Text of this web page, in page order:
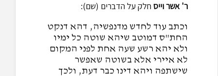
ר' אשר וייס חלק על הדברים (שם):
וכתב עוד לחדש מדנפשיה, דהא דנקט
החת"ס דמוטב שיהא שוטה כל ימיו
ולא יהא רשע שעה אחת לפני המקום
לא איירי אלא בשוטה שאפשר
שישתפה ויהא דינו כבר דעת, ולכך